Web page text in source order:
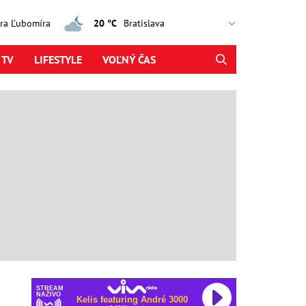
Ľubomíra 20 °C
LIFESTYLE VOĽNÝ ČAS
STREAM
NAŽIVO
Kelis featuring André 3000